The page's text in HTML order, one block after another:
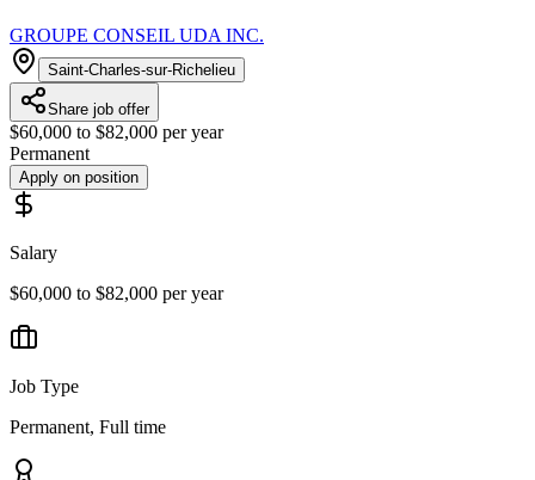
GROUPE CONSEIL UDA INC.
Saint-Charles-sur-Richelieu
Share job offer
$60,000 to $82,000 per year
Permanent
Apply on position
Salary
$60,000 to $82,000 per year
Job Type
Permanent, Full time